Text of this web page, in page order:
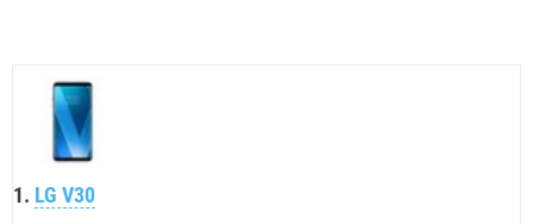
1. LG V30